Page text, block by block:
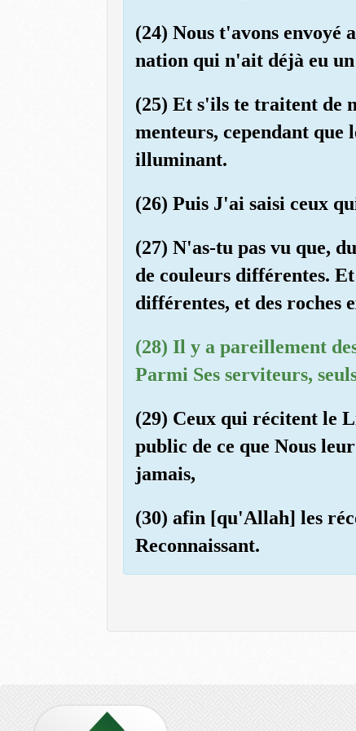
(24) Nous t'avons envoyé
nation qui n'ait déjà eu
(25) Et s'ils te traitent de
menteurs, cependant que
illuminant.
(26) Puis J'ai saisi ceux
(27) N'as-tu pas vu que,
de couleurs différentes.
différentes, et des roches
(28) Il y a pareillement
Parmi Ses serviteurs,
(29) Ceux qui récitent le
public de ce que Nous
jamais,
(30) afin [qu'Allah] les
Reconnaissant.